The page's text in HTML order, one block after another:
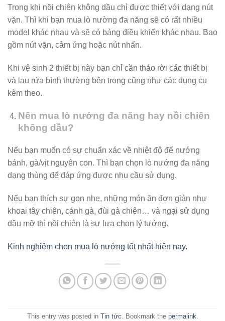
Trong khi nồi chiên không dầu chỉ được thiết với dạng nút
vặn. Thì khi bạn mua lò nường đa năng sẽ có rất nhiều
model khác nhau và sẽ có bảng điều khiển khác nhau. Bao
gồm nút vặn, cảm ứng hoặc nút nhấn.
Khi vệ sinh 2 thiết bị này bạn chỉ cần tháo rời các thiết bị
và lau rửa bình thường bên trong cũng như các dụng cụ
kèm theo.
Nên mua lò nướng đa năng hay nồi chiên
không dầu?
Nếu bạn muốn có sự chuẩn xác về nhiệt độ để nướng
bánh, gà/vịt nguyên con. Thì bạn chọn lò nướng đa năng
dạng thùng để đáp ứng được nhu cầu sử dụng.
Nếu bạn thích sự gọn nhẹ, những món ăn đơn giản như
khoai tây chiên, cánh gà, đùi gà chiên… và ngại sử dụng
dầu mỡ thì nồi chiên là sự lựa chọn lý tưởng.
Kinh nghiệm chọn mua lò nướng tốt nhất hiện nay.
This entry was posted in Tin tức. Bookmark the permalink.